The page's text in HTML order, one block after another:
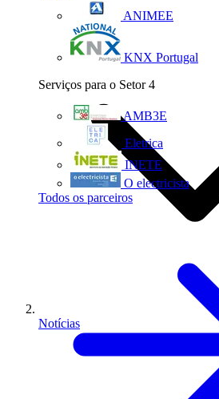
ANIMEE
KNX Portugal
Serviços para o Setor 4
AMB3E
Eletrica
INETE
O electricista
Todos os parceiros
Notícias